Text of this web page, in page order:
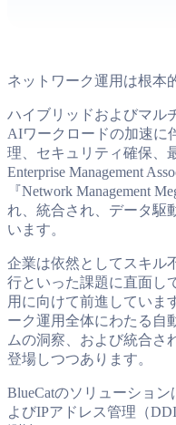
ネットワーク運用は根本
ハイブリッドおよびマル
AIワークロードの加速に
理、セキュリティ確保、
Enterprise Management
『Network Management
れ、統合され、データ駆
います。
企業は依然としてスキル
行といった課題に直面し
用に向けて前進していま
ーク運用全体にわたる自
ムの洞察、および統合さ
登場しつつあります。
BlueCatのソリューショ
よびIPアドレス管理（